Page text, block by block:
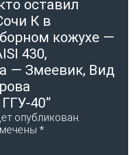
оставил
К в
кожухе —
430,
— Змеевик, Вид
40”
опубликован.
*